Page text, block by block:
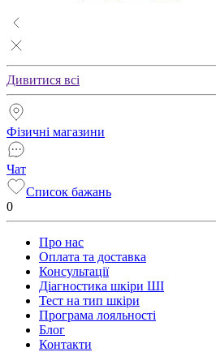
Дивитися всі
Фізичні магазини
Чат
Список бажань
0
Про нас
Оплата та доставка
Консультації
Діагностика шкіри ШІ
Тест на тип шкіри
Програма лояльності
Блог
Контакти